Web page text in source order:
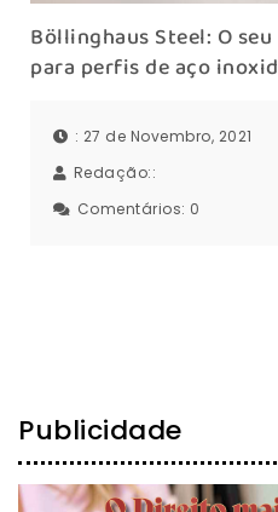
Böllinghaus Steel: O
para perfis de aço
: 27 de Novembro, 2021
Redação::
Comentários: 0
Publicidade